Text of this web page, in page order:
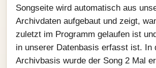
Songseite wird automatisch aus
Archivdaten aufgebaut und zeigt,
zuletzt im Programm gelaufen ist
in unserer Datenbasis erfasst ist. In
Archivbasis wurde der Song 2 Mal